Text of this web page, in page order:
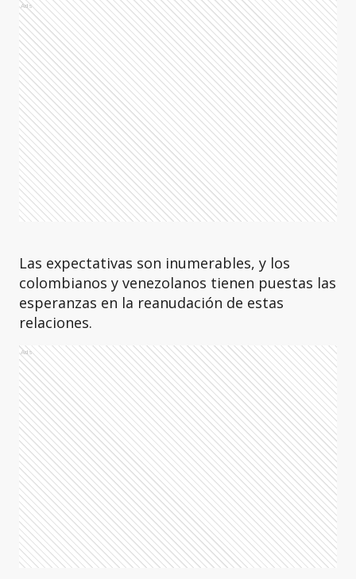
Ads
Las expectativas son inumerables, y los
colombianos y venezolanos tienen puestas las
esperanzas en la reanudación de estas
relaciones.
Ads